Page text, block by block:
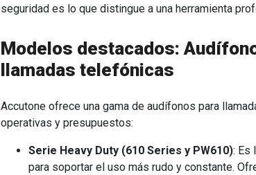
seguridad es lo que distingue a una herramienta
Modelos destacados:
llamadas telefónicas
Accutone ofrece una gama de audífonos para
operativas y presupuestos:
Serie Heavy Duty (610 Series y PW610): Es
para soportar el uso más rudo y constante.